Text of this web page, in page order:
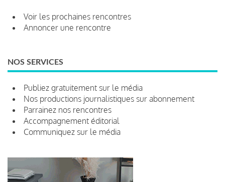
Voir les prochaines rencontres
Annoncer une rencontre
NOS SERVICES
Publiez gratuitement sur le média
Nos productions journalistiques sur abonnement
Parrainez nos rencontres
Accompagnement éditorial
Communiquez sur le média